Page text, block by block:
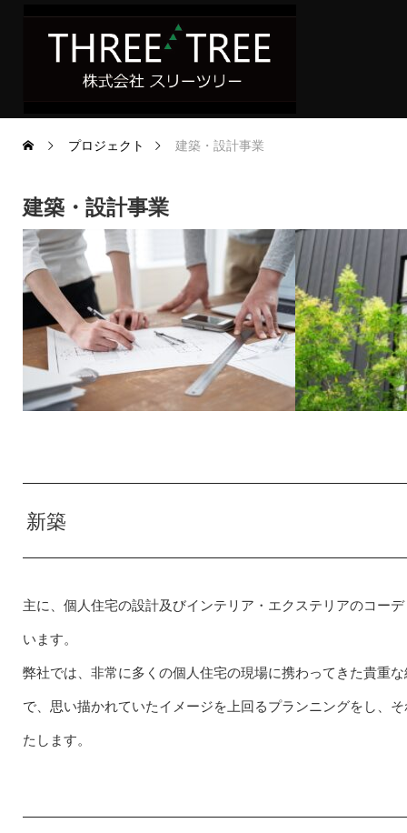
プロジェクト 建築・設計事業
建築・設計事業
新築
主に、個人住宅の設計及びインテリア・エクステリアのコー
います。
弊社では、非常に多くの個人住宅の現場に携わってきた貴重
で、思い描かれていたイメージを上回るプランニングをし、
たします。